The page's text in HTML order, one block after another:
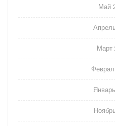
Май
Март